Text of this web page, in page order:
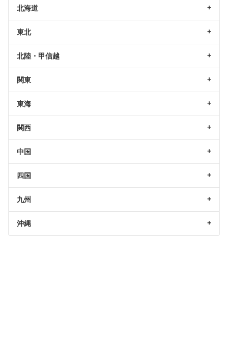
北海道
東北
北陸・甲信越
関東
東海
関西
中国
四国
九州
沖縄